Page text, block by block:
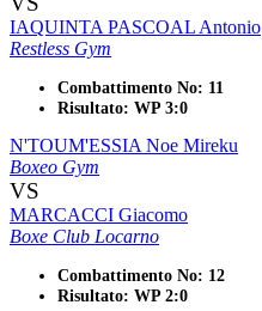
IAQUINTA PASCOAL Antonio
Restless Gym
Combattimento No: 11
Risultato: WP 3:0
N'TOUM'ESSIA Noe Mireku
Boxeo Gym
VS
MARCACCI Giacomo
Boxe Club Locarno
Combattimento No: 12
Risultato: WP 2:0